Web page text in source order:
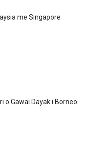
me Singapore
o Gawai Dayak i Borneo